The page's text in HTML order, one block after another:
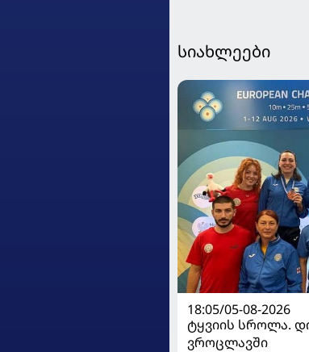
სიახლეები
18:05/05-08-2026
ტყვიის სროლა.
ვროცლავში